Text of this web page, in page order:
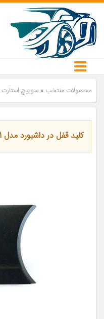
محصولات منتخب » سوییچ استارت
کلید قفل در داشبورد مدل 2301 مناسب برای رانا